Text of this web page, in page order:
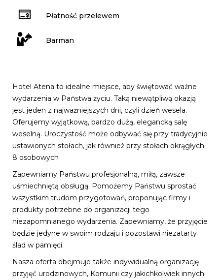
Płatność przelewem
Barman
Hotel Atena to idealne miejsce, aby świętować ważne
wydarzenia w Państwa życiu. Taką niewątpliwą okazją
jest jeden z najważniejszych dni, czyli dzień wesela.
Oferujemy wyjątkową, bardzo dużą, elegancką salę
weselną. Uroczystość może odbywać się przy tradycyjnie
ustawionych stołach, jak również przy stołach okrągłych
8 osobowych
Zapewniamy Państwu profesjonalną, miłą, zawsze
uśmiechniętą obsługą. Pomożemy Państwu sprostać
wszystkim trudom przygotowań, proponując firmy i
produkty potrzebne do organizacji tego
niezapomnianego wydarzenia. Zapewniamy, że przyjęcie
będzie jedyne w swoim rodzaju i pozostawi niezatarty
ślad w pamięci.
Nasza oferta obejmuje także indywidualną organizację
przyjęć urodzinowych, Komunii czy jakichkolwiek innych